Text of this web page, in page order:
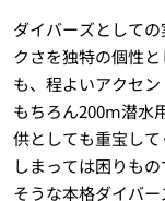
ダイバーズとして
クさを独特の個性
も、程よいアクセン
もちろん200ⅿ潜水
供としても重宝し
しまっては困りも
そうな本格ダイバ